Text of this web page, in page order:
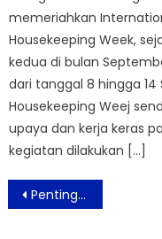
memeriahkan
Housekeeping Week,
kedua di bulan
dari tanggal 8 hingga
Housekeeping Weej
upaya dan kerja keras
kegiatan dilakukan […]
Post
navigation
Pentingnya Oximeter Deteksi Oksigen Pasien COVID-19